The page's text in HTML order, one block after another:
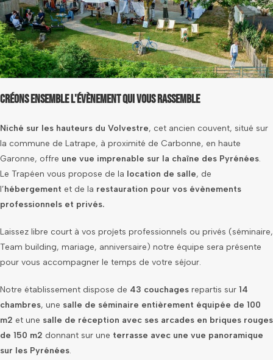
Créons ensemble l'évènement qui vous rassemble
Niché sur les hauteurs du Volvestre, cet ancien couvent, situé sur
la commune de Latrape, à proximité de Carbonne, en haute
Garonne, offre une vue imprenable sur la chaîne des Pyrénées.
Le Trapéen vous propose de la location de salle, de
l’hébergement et de la restauration pour vos évènements
professionnels et privés.
Laissez libre court à vos projets professionnels ou privés (séminaire,
Team building, mariage, anniversaire) notre équipe sera présente
pour vous accompagner le temps de votre séjour.
Notre établissement dispose de 43 couchages repartis sur 14
chambres, une salle de séminaire entièrement équipée de 100
m2 et une salle de réception avec ses arcades en briques rouges
de 150 m2 donnant sur une terrasse avec une vue panoramique
sur les Pyrénées.